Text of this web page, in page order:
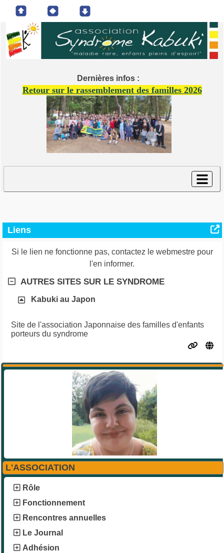
Dernières infos :
Retour sur le rassemblement des familles 2026
L'ASSOCIATION
Rôle
Fonctionnement
Rencontres annuelles
Le Journal
Adhésion
Liens
Si le lien ne fonctionne pas, contactez le webmestre pour
l'en informer.
AUTRES SITES SUR LE SYNDROME
Kabuki au Japon
Site de l'association Japonnaise des familles d'enfants
porteurs du syndrome